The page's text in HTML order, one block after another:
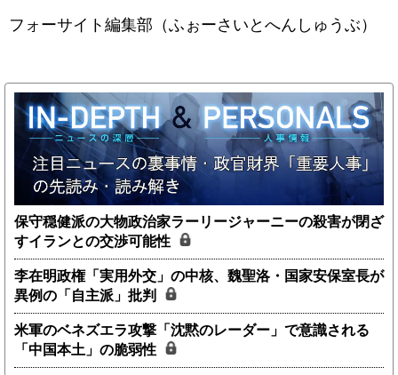
フォーサイト編集部（ふぉーさいとへんしゅうぶ）
保守穏健派の大物政治家ラーリージャーニーの殺害が閉ざ
すイランとの交渉可能性
李在明政権「実用外交」の中核、魏聖洛・国家安保室長が
異例の「自主派」批判
米軍のベネズエラ攻撃「沈黙のレーダー」で意識される
「中国本土」の脆弱性